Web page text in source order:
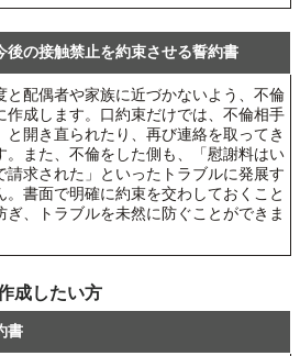
後の接触禁止を約束させる誓約書
と配偶者や家族に近づかないよう、不倫
作成します。口約束だけでは、不倫相手
と開き直られたり、再び連絡を取ってき
。また、不倫をした側も、「慰謝料はい
請求された」といったトラブルに発展す
。書面で明確に約束を交わしておくこと
ぎ、トラブルを未然に防ぐことができま
成したい方
書